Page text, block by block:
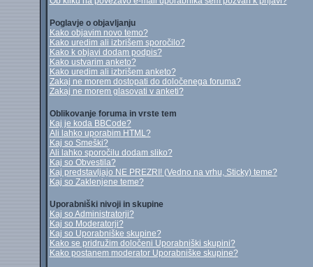
Poglavje o objavljanju
Kako objavim novo temo?
Kako uredim ali izbrišem sporočilo?
Kako k objavi dodam podpis?
Kako ustvarim anketo?
Kako uredim ali izbrišem anketo?
Zakaj ne morem dostopati do določenega foruma?
Zakaj ne morem glasovati v anketi?
Oblikovanje foruma in vrste tem
Kaj je koda BBCode?
Ali lahko uporabim HTML?
Kaj so Smeški?
Ali lahko sporočilu dodam sliko?
Kaj so Obvestila?
Kaj predstavljajo NE PREZRI! (Vedno na vrhu, Sticky) teme?
Kaj so Zaklenjene teme?
Uporabniški nivoji in skupine
Kaj so Administratorji?
Kaj so Moderatorji?
Kaj so Uporabniške skupine?
Kako se pridružim določeni Uporabniški skupini?
Kako postanem moderator Uporabniške skupine?